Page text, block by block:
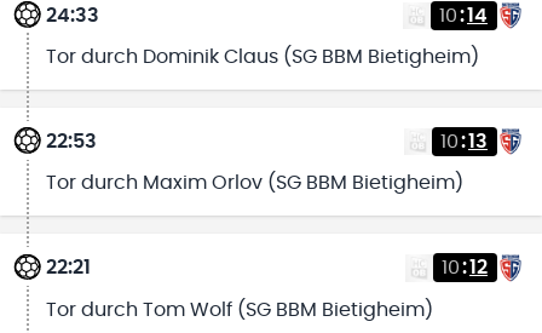
24:33 10:14
Tor durch Dominik Claus (SG BBM Bietigheim)
22:53 10:13
Tor durch Maxim Orlov (SG BBM Bietigheim)
22:21 10:12
Tor durch Tom Wolf (SG BBM Bietigheim)